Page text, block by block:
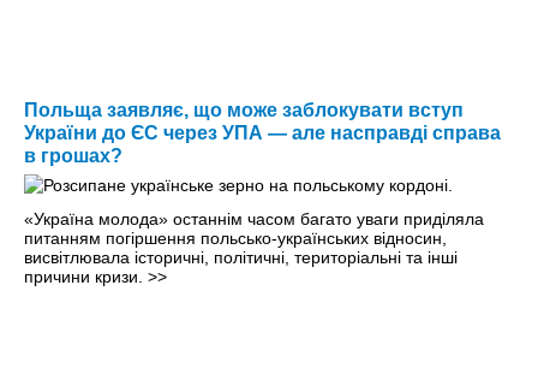
Польща заявляє, що може заблокувати вступ
України до ЄС через УПА — але насправді справа
в грошах?
«Україна молода» останнім часом багато уваги приділяла
питанням погіршення польсько-українських відносин,
висвітлювала історичні, політичні, територіальні та інші
причини кризи. >>